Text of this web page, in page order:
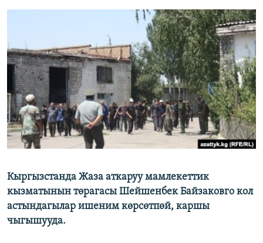
ЭЖЕ-СИҢДИЛЕР
АЗАТТЫК+
ЫҢГАЙСЫЗ СУРООЛОР
ОНЛАЙН ШЕРИНЕ
ЭЕ/АРнун бардык сайттары
Кыргызстанда Жаза аткаруу мамлекеттик
кызматынын төрагасы Шейшенбек Байзаковго кол
астындагылар ишеним көрсөтпөй, каршы
чыгышууда.